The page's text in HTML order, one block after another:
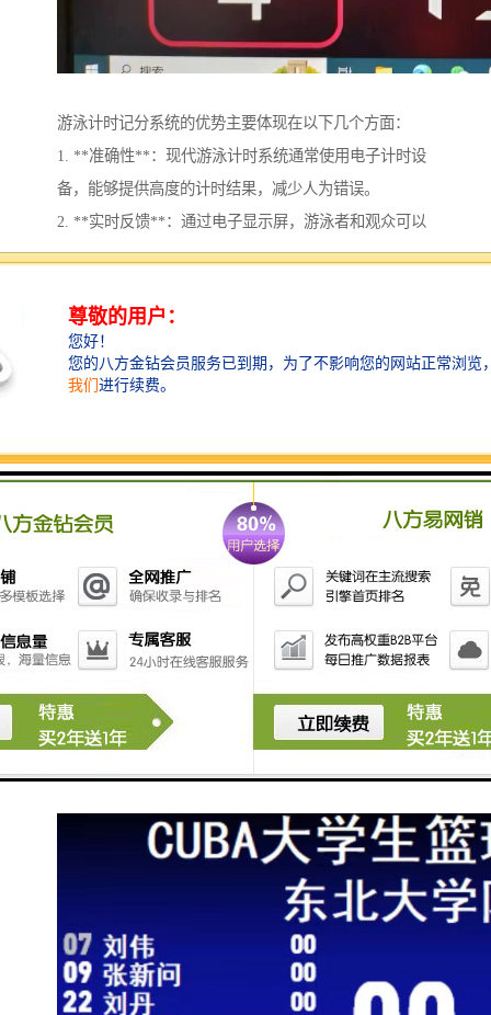
游泳计时记分系统的优势主要体现在以下几个方面：
1. **准确性**：现代游泳计时系统通常使用电子计时设
备，能够提供高度的计时结果，减少人为错误。
2. **实时反馈**：通过电子显示屏，游泳者和观众可以
即时获得成绩信息，增强比赛的观赏性和互动性。
的历史成绩，方便教练和运动员进行数据分析和训练调
整。
4. **便于管理**：通过统一的计时系统，可以有效管理
5. **比赛公平性**：的计时系统减少了人为干预和计时
误差，确保比赛结果的性。
6. **多项赛事支持**：现代计时系统可以支持多种游泳
项目和不同的计时需求，适应性强。
7. **提升观众体验**：通过实时数据更新和信息展示，
8. **自动化功能**：一些系统具备自动启动、结束和回
畅度。
综上所述，游泳计时记分系统的应用不仅提升了比赛的
性和性，也为运动员和观众提供了的体验。